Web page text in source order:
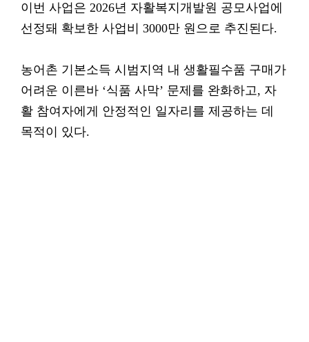
이번 사업은 2026년 자활복지개발원 공모사업에
선정돼 확보한 사업비 3000만 원으로 추진된다.
농어촌 기본소득 시범지역 내 생활필수품 구매가
어려운 이른바 ‘식품 사막’ 문제를 완화하고, 자
활 참여자에게 안정적인 일자리를 제공하는 데
목적이 있다.